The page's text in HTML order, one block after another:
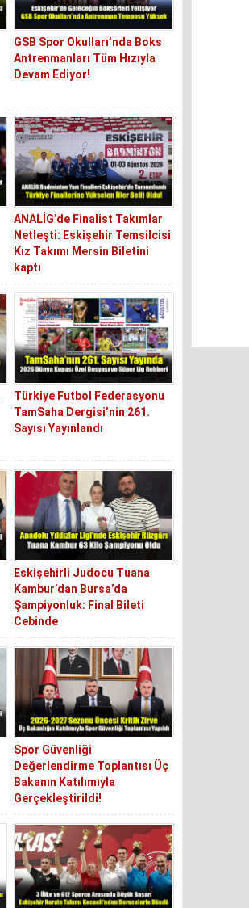
GSB Spor Okulları’nda Boks
Antrenmanları Tüm Hızıyla
Devam Ediyor!
ANALİG’de Finalist Takımlar
Netleşti: Eskişehir Temsilcisi
Kız Takımı Mersin Biletini
kaptı
Türkiye Futbol Federasyonu
TamSaha Dergisi’nin 261.
Sayısı Yayınlandı
Eskişehirli Judocu Tuana
Kambur’dan Bursa’da
Şampiyonluk: Final Bileti
Cebinde
Spor Güvenliği
Değerlendirme Toplantısı Üç
Bakanın Katılımıyla
Gerçekleştirildi!